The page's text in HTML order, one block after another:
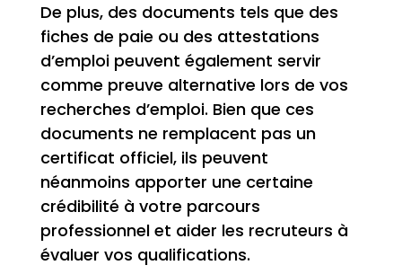
De plus, des documents tels que des
fiches de paie ou des attestations
d’emploi peuvent également servir
comme preuve alternative lors de vos
recherches d’emploi. Bien que ces
documents ne remplacent pas un
certificat officiel, ils peuvent
néanmoins apporter une certaine
crédibilité à votre parcours
professionnel et aider les recruteurs à
évaluer vos qualifications.